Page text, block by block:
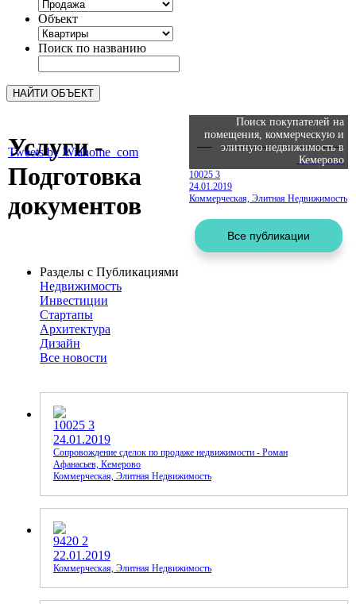
Объект
Поиск по названию
Поиск покупателей на
помещения, коммерческую и
элитную недвижимость в
Кемерово
Подготовка документов
10 000Р
10025 3
24.01.2019
Коммерческая, Элитная Недвижимость
Tweets by Wiahome_com
Услуги -
Подготовка
документов
Разделы с Публикациями
Недвижимость
Инвестиции
Стартапы
Архитектура
Дизайн
Все новости
10025 3
24.01.2019
Сопровождение сделок по продаже недвижимости - Роман
Афанасьев, Кемерово
Коммерческая, Элитная Недвижимость
9420 2
22.01.2019
Коммерческая, Элитная Недвижимость